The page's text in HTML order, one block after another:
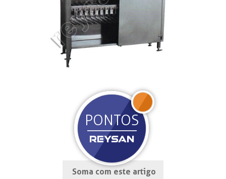
Soma com este artigo
PONTOS
REYSAN
JOIN